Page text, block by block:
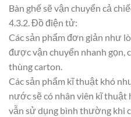
Bàn ghế sẽ vận chuyển cả
4.3.2. Đồ điện tử:
Các sản phẩm đơn giản như
được vận chuyển nhanh gọn,
thùng carton.
Các sản phẩm kĩ thuật khó
nước sẽ có nhân viên kĩ
vẫn sử dụng bình thường khi